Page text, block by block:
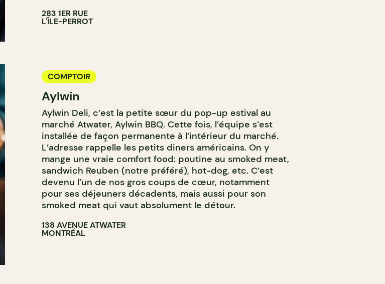
283 1ER RUE
L'ÎLE-PERROT
COMPTOIR
Aylwin
Aylwin Deli, c’est la petite sœur du pop-up estival au
marché Atwater, Aylwin BBQ. Cette fois, l’équipe s’est
installée de façon permanente à l’intérieur du marché.
L’adresse rappelle les petits diners américains. On y
mange une vraie comfort food: poutine au smoked meat,
sandwich Reuben (notre préféré), hot-dog, etc. C’est
devenu l’un de nos gros coups de cœur, notamment
pour ses déjeuners décadents, mais aussi pour son
smoked meat qui vaut absolument le détour.
138 AVENUE ATWATER
MONTRÉAL